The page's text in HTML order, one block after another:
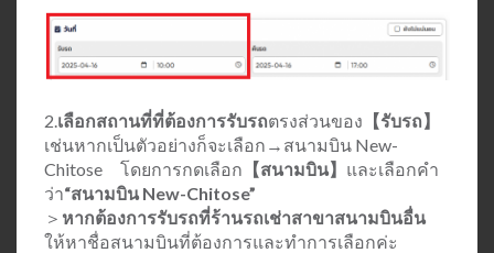
2. เลือกสถานที่ที่ต้องการรับรถตรงส่วนของ 【รับรถ】
เช่นหากเป็นตัวอย่างก็จะเลือก→สนามบิน New-
Chitose โดยการกดเลือก 【สนามบิน】 และเลือกคำ
ว่า“สนามบิน New-Chitose”
＞ หากต้องการรับรถที่ร้านรถเช่าสาขาสนามบินอื่น
ให้หาชื่อสนามบินที่ต้องการและทำการเลือกค่ะ